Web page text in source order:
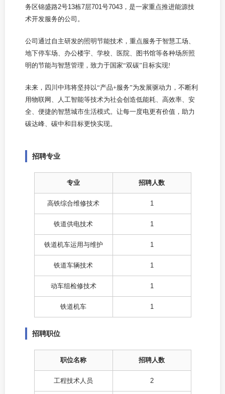
务区锦盛路2号13栋7层701号7043，是一家重点推进能源技
术开发服务的公司。
公司通过自主研发的照明节能技术，重点服务于智慧工场、
地下停车场、办公楼宇、学校、医院、图书馆等各种场所照
明的节能与智慧管理，致力于国家“双碳”目标实现!
未来，四川中玮将坚持以“产品+服务”为发展驱动力，不断利
用物联网、人工智能等技术为社会创造低能耗、高效率、安
全、便捷的智慧城市生活模式。让每一度电更有价值，助力
碳达峰、碳中和目标更快实现。
招聘专业
专业 招聘人数
高铁综合维修技术 1
铁道供电技术 1
铁道机车运用与维护 1
铁道车辆技术 1
动车组检修技术 1
铁道机车 1
招聘职位
职位名称 招聘人数
工程技术人员 2